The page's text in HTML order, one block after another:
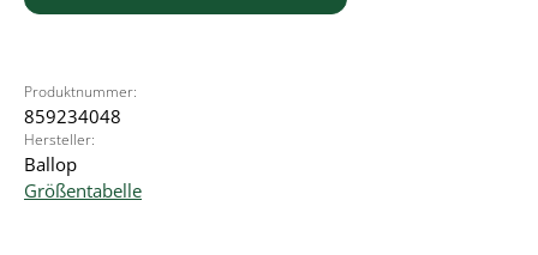
Produktnummer:
859234048
Hersteller:
Ballop
Größentabelle